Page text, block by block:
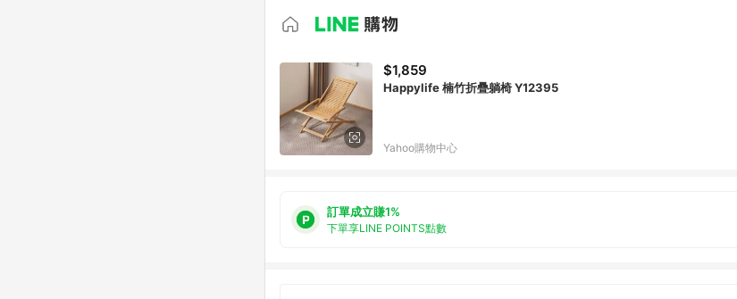
$1,859
Happylife 楠竹折疊躺椅 Y12395
Yahoo購物中心
訂單成立賺1%
下單享LINE POINTS點數